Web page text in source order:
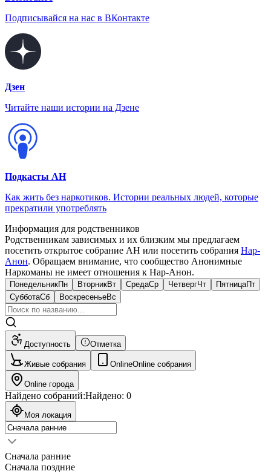
Подписывайся на нас в ВКонтакте
Дзен
Читайте наши истории на Дзене
Подкасты АН
Как жить без наркотиков. Истории реальных людей, которые
прекратили употреблять
Информация для родственников
Родственникам зависимых и их близким мы предлагаем
посетить открытое собрание АН или посетить собрания Нар-
Анон. Обращаем внимание, что сообщество Анонимные
Наркоманы не имеет отношения к Нар-Анон.
ПонедельникПн ВторникВт СредаСр ЧетвергЧт ПятницаПт
СубботаСб ВоскресеньеВс
Доступность Отметка
Живые собрания OnlineOnline собрания
Online города
Найдено собраний:Найдено: 0
Моя локация
Сначала ранние
Сначала поздние